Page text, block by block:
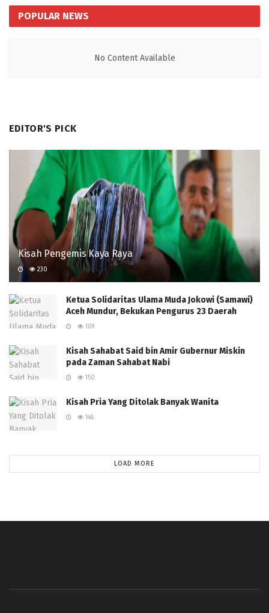
POPULAR NEWS
No Content Available
EDITOR'S PICK
Kisah Pengemis Kaya Raya
230
Ketua Solidaritas Ulama Muda Jokowi (Samawi)
Aceh Mundur, Bekukan Pengurus 23 Daerah
109
Kisah Sahabat Said bin Amir Gubernur Miskin
pada Zaman Sahabat Nabi
150
Kisah Pria Yang Ditolak Banyak Wanita
148
LOAD MORE